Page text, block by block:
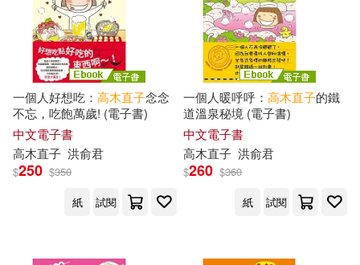
一個人好想吃： 高木直子念念
不忘，吃飽萬歲! (電子書)
中文電子書
高木直子 洪俞君
$250 $350
紙
試閱
一個人暖呼呼： 高木直子的鐵
道溫泉秘境 (電子書)
中文電子書
高木直子 洪俞君
$260 $360
紙
試閱